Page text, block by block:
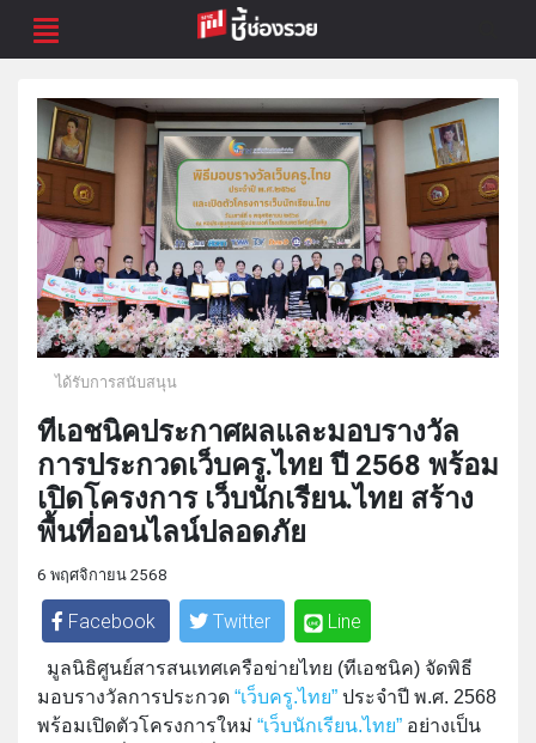
ได้รับการสนับสนุน
ทีเอชนิคประกาศผลและมอบรางวัล
การประกวดเว็บครู.ไทย ปี 2568 พร้อม
เปิดโครงการ เว็บนักเรียน.ไทย สร้าง
พื้นที่ออนไลน์ปลอดภัย
6 พฤศจิกายน 2568
Facebook Twitter Line
มูลนิธิศูนย์สารสนเทศเครือข่ายไทย (ทีเอชนิค) จัดพิธี
มอบรางวัลการประกวด “เว็บครู.ไทย” ประจำปี พ.ศ. 2568
พร้อมเปิดตัวโครงการใหม่ “เว็บนักเรียน.ไทย” อย่างเป็น